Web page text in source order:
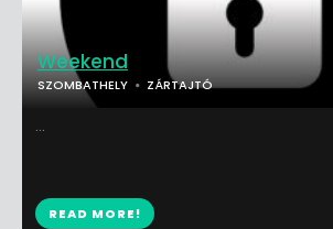
Weekend
SZOMBATHELY ZÁRTAJTÓ
...
READ MORE!